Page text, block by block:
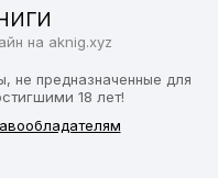
на aknig.xyz
не предназначенные для
18 лет!